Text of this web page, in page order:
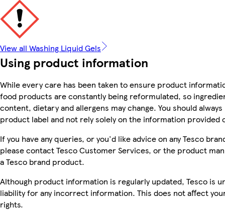
View all Washing Liquid Gels
Using product information
While every care has been taken to ensure product
food products are constantly being reformulated, so
content, dietary and allergens may change. You should
product label and not rely solely on the information provided
If you have any queries, or you'd like advice on any Tesco
please contact Tesco Customer Services, or the product
a Tesco brand product.
Although product information is regularly updated, Tesco is
liability for any incorrect information. This does not affect
rights.